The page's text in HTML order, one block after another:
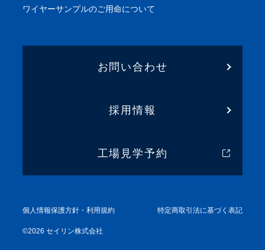
ワイヤーサンプルのご用命について
お問い合わせ
採用情報
工場見学予約
©2026 セイリン株式会社
個人情報保護方針・利用規約 特定商取引法に基づく表記